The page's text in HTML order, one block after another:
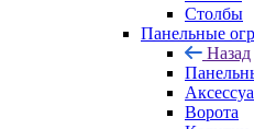
Столбы
Панельные
Назад
Ворота